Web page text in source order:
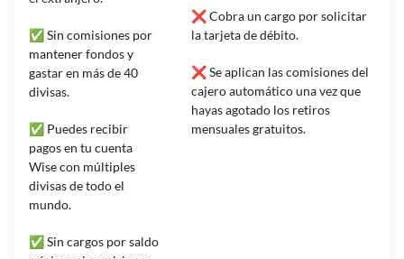
✅ Sin comisiones por
mantener fondos y
gastar en más de 40
divisas.
✅ Puedes recibir
pagos en tu cuenta
Wise con múltiples
divisas de todo el
mundo.
✅ Sin cargos por saldo
❌ Cobra un cargo por solicitar
la tarjeta de débito.
❌ Se aplican las comisiones del
cajero automático una vez que
hayas agotado los retiros
mensuales gratuitos.